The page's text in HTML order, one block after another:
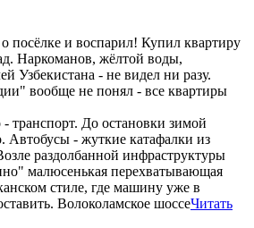
посёлке и воспарил! Купил квартиру
Наркоманов, жёлтой воды,
Узбекистана - не видел ни разу.
вообще не понял - все квартиры
транспорт. До остановки зимой
Автобусы - жуткие катафалки из
раздолбанной инфраструктуры
малюсенькая перехватывающая
стиле, где машину уже в
Волоколамское шоссеЧитать